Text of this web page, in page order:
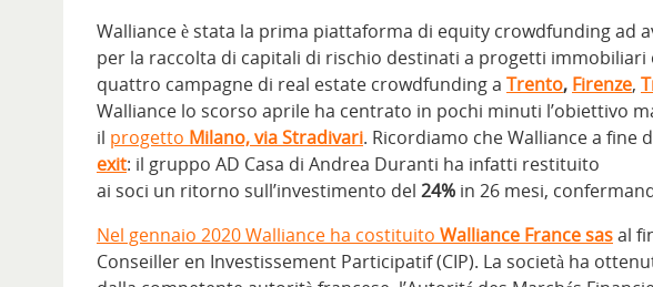
Walliance è stata la prima piattaforma di equity crowdfunding ad
per la raccolta di capitali di rischio destinati a progetti immobiliari
quattro campagne di real estate crowdfunding a Trento, Firenze,
Walliance lo scorso aprile ha centrato in pochi minuti l’obiettivo
il progetto Milano, via Stradivari. Ricordiamo che Walliance a fine
exit: il gruppo AD Casa di Andrea Duranti ha infatti restituito
ai soci un ritorno sull’investimento del 24% in 26 mesi,
Nel gennaio 2020 Walliance ha costituito Walliance France sasal
Conseiller en Investissement Participatif (CIP). La società ha